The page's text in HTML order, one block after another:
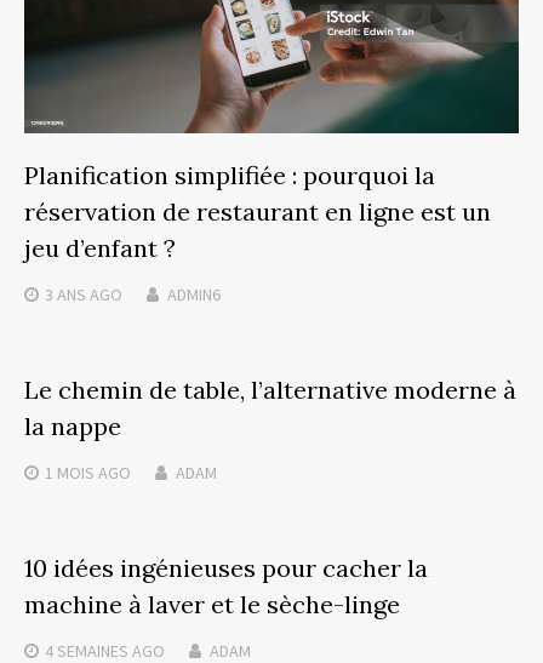
Planification simplifiée : pourquoi la
réservation de restaurant en ligne est un
jeu d’enfant ?
3 ANS AGO ADMIN6
Le chemin de table, l’alternative moderne à
la nappe
1 MOIS AGO ADAM
10 idées ingénieuses pour cacher la
machine à laver et le sèche-linge
4 SEMAINES AGO ADAM